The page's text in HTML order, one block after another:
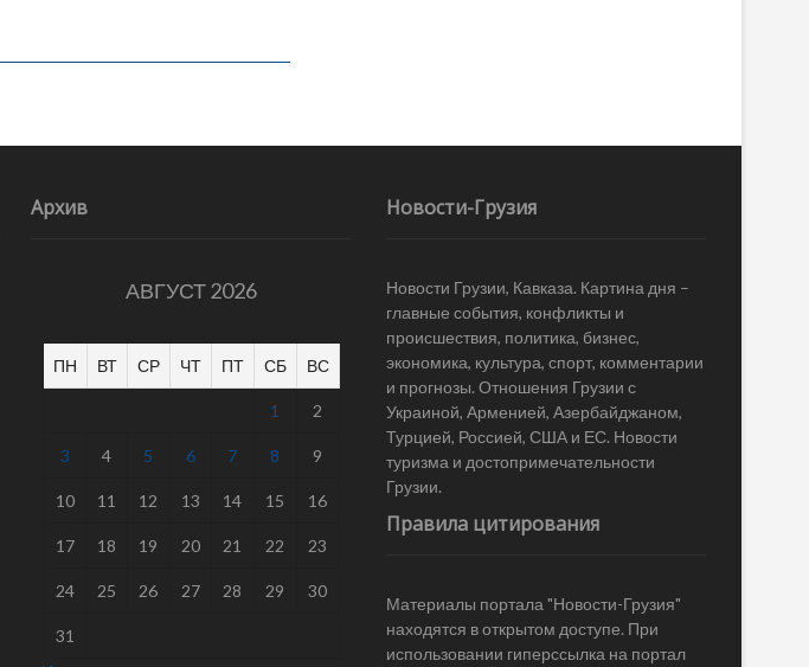
Архив
АВГУСТ 2026
ПН ВТ СР ЧТ ПТ СБ ВС
1 2
3 4 5 6 7 8 9
10 11 12 13 14 15 16
17 18 19 20 21 22 23
24 25 26 27 28 29 30
31
Новости-Грузия
Новости Грузии, Кавказа. Картина дня –
главные события, конфликты и
происшествия, политика, бизнес,
экономика, культура, спорт, комментарии
и прогнозы. Отношения Грузии с
Украиной, Арменией, Азербайджаном,
Турцией, Россией, США и ЕС. Новости
туризма и достопримечательности
Грузии.
Правила цитирования
Материалы портала "Новости-Грузия"
находятся в открытом доступе. При
использовании гиперссылка на портал